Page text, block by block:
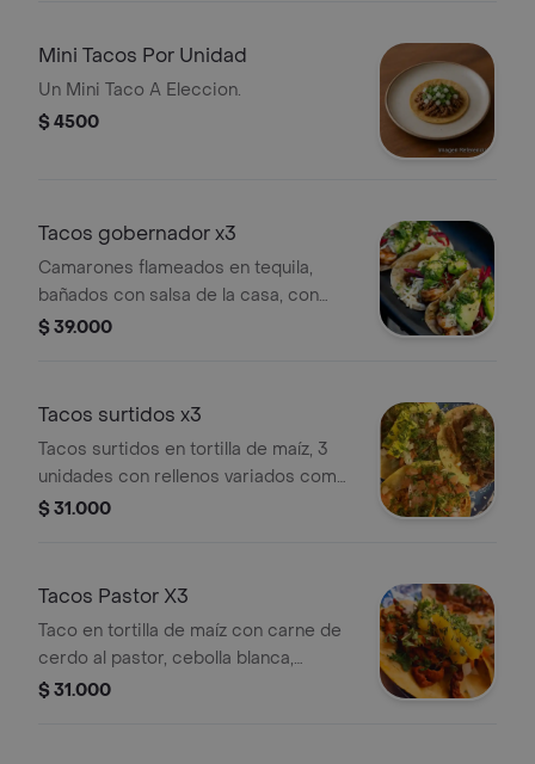
Mini Tacos Por Unidad
Un Mini Taco A Eleccion.
$ 4500
Tacos gobernador x3
Camarones flameados en tequila,
bañados con salsa de la casa, con
aguacate, queso fresco, cebollas
$ 39.000
Tacos surtidos x3
Tacos surtidos en tortilla de maíz, 3
unidades con rellenos variados como
carne, pollo y vegetales frescos.
$ 31.000
Tacos Pastor X3
Taco en tortilla de maíz con carne de
cerdo al pastor, cebolla blanca,
cilantro y piña, 3 pzas.
$ 31.000